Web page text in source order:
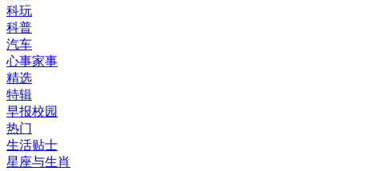
科玩
科普
汽车
心事家事
精选
特辑
早报校园
热门
生活贴士
星座与生肖